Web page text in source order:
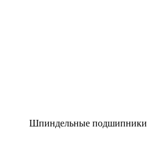
Шпиндельные подшипники